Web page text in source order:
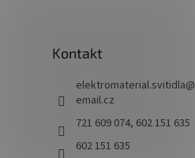
Kontakt
elektromaterial.svitidla@
email.cz
721 609 074, 602 151 635
602 151 635